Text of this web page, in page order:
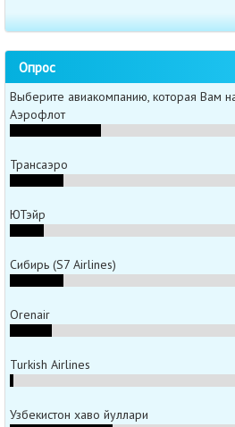
Опрос
Выберите авиакомпанию, которая Вам
Аэрофлот
Трансаэро
ЮТэйр
Сибирь (S7 Airlines)
Orenair
Turkish Airlines
Узбекистон хаво йуллари